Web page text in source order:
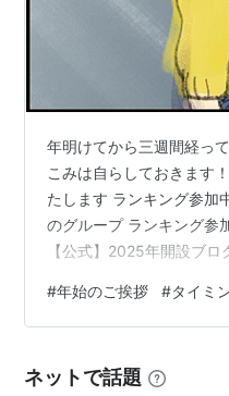
年明けてから三週間経っ
こみは自らしておきます
たします ランキング参加
のグループ ランキング参
【公式】2025年開設ブ
#年始のご挨拶 #タイミ
ネットで話題